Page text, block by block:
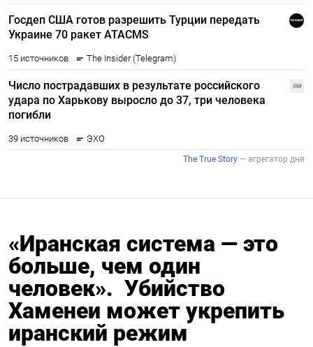
«Иранская система — это
больше, ​чем один
человек». Убийство
Хаменеи может укрепить
иранский режим